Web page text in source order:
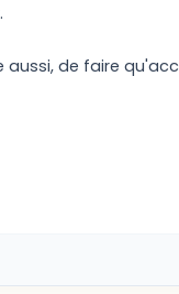
aussi, de faire